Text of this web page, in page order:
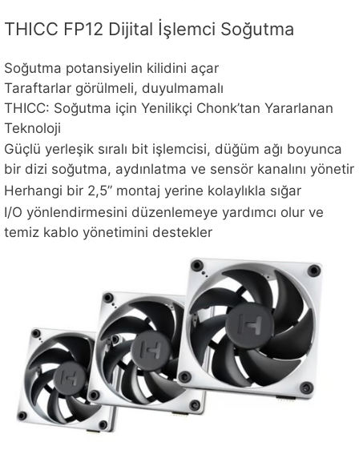
THICC FP12 Dijital İşlemci Soğutma
Soğutma potansiyelin kilidini açar
Taraftarlar görülmeli, duyulmamalı
THICC: Soğutma için Yenilikçi Chonk’tan Yararlanan
Teknoloji
Güçlü yerleşik sıralı bit işlemcisi, düğüm ağı boyunca
bir dizi soğutma, aydınlatma ve sensör kanalını yönetir
Herhangi bir 2,5” montaj yerine kolaylıkla sığar
I/O yönlendirmesini düzenlemeye yardımcı olur ve
temiz kablo yönetimini destekler